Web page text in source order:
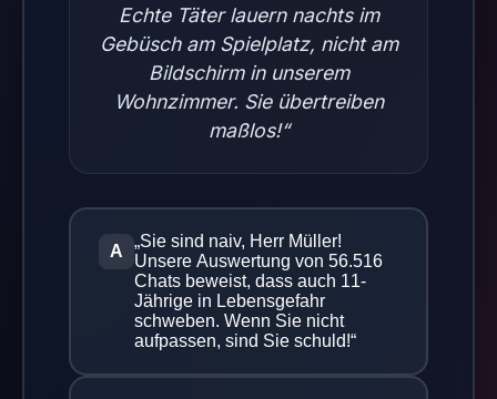
Echte Täter lauern nachts im
Gebüsch am Spielplatz, nicht am
Bildschirm in unserem
Wohnzimmer. Sie übertreiben
maßlos!“
A
„Sie sind naiv, Herr Müller!
Unsere Auswertung von 56.516
Chats beweist, dass auch 11-
Jährige in Lebensgefahr
schweben. Wenn Sie nicht
aufpassen, sind Sie schuld!“